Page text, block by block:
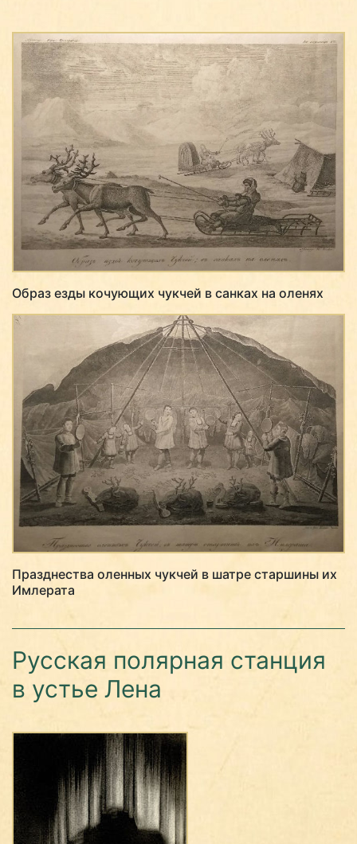
Образ езды кочующих чукчей в санках на оленях
Празднества оленных чукчей в шатре старшины их
Имлерата
Русская полярная станция
в устье Лена